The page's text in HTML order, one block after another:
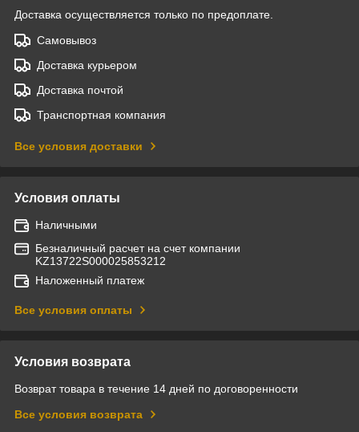
Доставка осуществляется только по предоплате.
Самовывоз
Доставка курьером
Доставка почтой
Транспортная компания
Все условия доставки
Условия оплаты
Наличными
Безналичный расчет на счет компании
KZ13722S000025853212
Наложенный платеж
Все условия оплаты
Условия возврата
Возврат товара в течение 14 дней по договоренности
Все условия возврата